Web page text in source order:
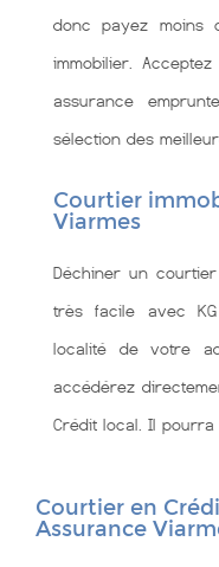
donc payez moins
immobilier.
assurance
sélection des
Courtier
Viarmes
Déchiner un
très facile avec
localité de votre
accédérez
Crédit local. Il
Courtier en
Assurance